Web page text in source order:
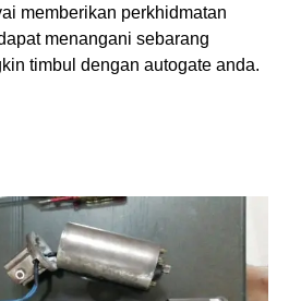
memberikan perkhidmatan
menangani sebarang
timbul dengan autogate anda.